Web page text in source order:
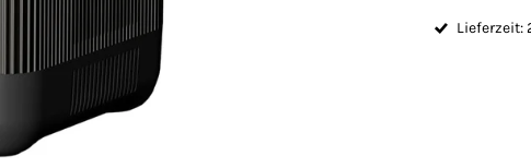
Lieferzeit: